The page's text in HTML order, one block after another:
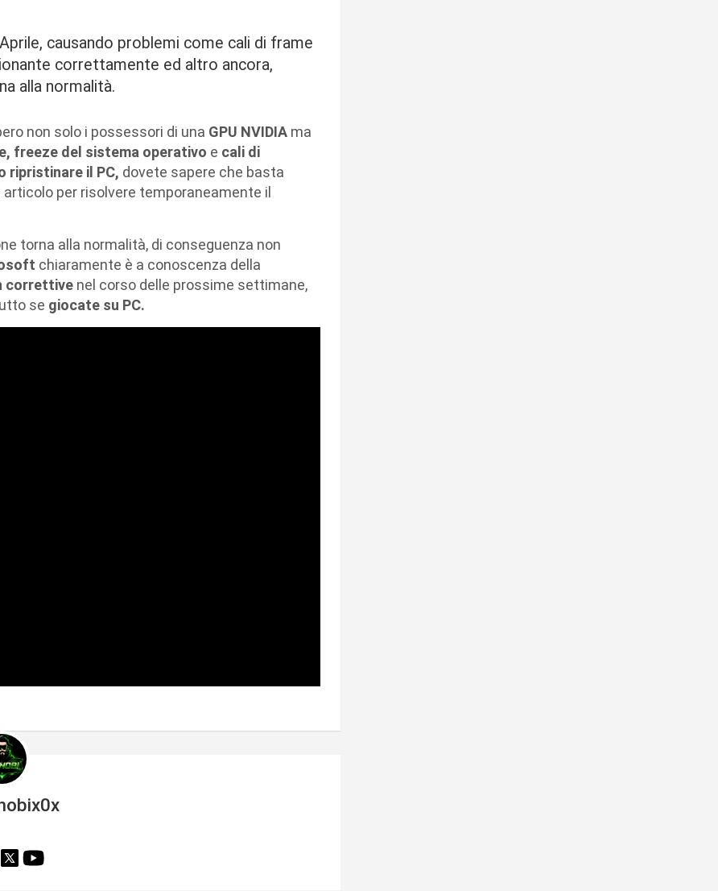
causando problemi come cali di frame
correttamente ed altro ancora,
alla normalità.
non solo i possessori di una GPU NVIDIA ma
freeze del sistema operativo e cali di
ripristinare il PC, dovete sapere che basta
per risolvere temporaneamente il
torna alla normalità, di conseguenza non
chiaramente è a conoscenza della
correttive nel corso delle prossime settimane,
se giocate su PC.